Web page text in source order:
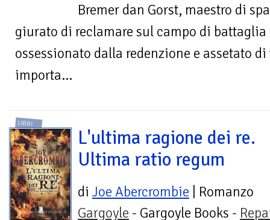
Bremer dan Gorst, maestro di
giurato di reclamare sul campo di battaglia
ossessionato dalla redenzione e assetato
importa...
LIBRI
L'ultima ragione dei re.
Ultima ratio regum
di Joe Abercrombie | Romanzo
Gargoyle - Gargoyle Books -